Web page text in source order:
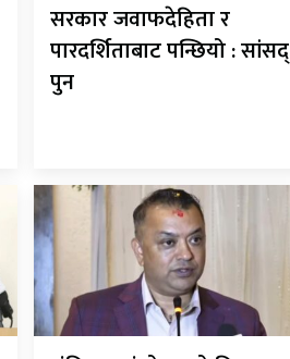
सरकार जवाफदेहिता र
पारदर्शिताबाट पन्छियो : सांसद्
पुन